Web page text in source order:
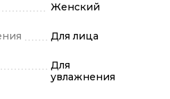
Женский
Для лица
Для
увлажнения